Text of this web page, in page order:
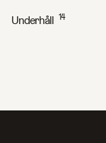
Underhåll 14